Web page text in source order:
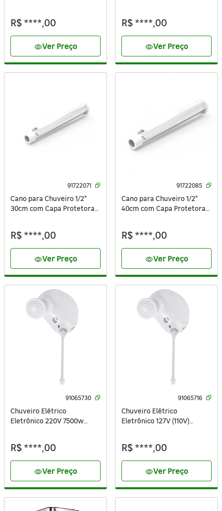
R$ ****,00
visibilityVer Preço
R$ ****,00
visibilityVer Preço
91722071
Cano para Chuveiro 1/2"
30cm com Capa Protetora
R$ ****,00
visibilityVer Preço
91722085
Cano para Chuveiro 1/2"
40cm com Capa Protetora
R$ ****,00
visibilityVer Preço
91065730
Chuveiro Elétrico
Eletrônico 220V 7500w
R$ ****,00
visibilityVer Preço
91065716
Chuveiro Elétrico
Eletrônico 127V (110V)
R$ ****,00
visibilityVer Preço